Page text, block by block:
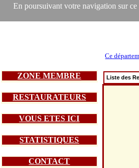
En poursuivant votre navigation sur ce
Ce
ZONE MEMBRE
RESTAURATEURS
VOUS ETES ICI
STATISTIQUES
CONTACT
Liste des